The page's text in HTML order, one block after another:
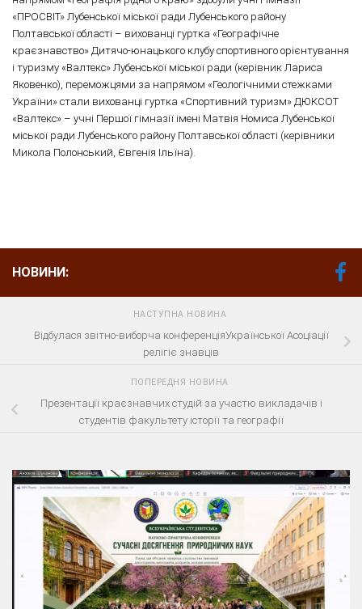
«ПРОСВІТ» Лубенської міської ради Лубенського району
Полтавської області – вихованці гуртка «Географічне
краєзнавство» Дитячо-юнацького клубу спортивного орієнтування
і туризму «Валтекс» Лубенської міської ради (керівник Лариса
Яковенко), переможцями за напрямом «Геологічними стежками
України» стали вихованці гуртка «Спортивний туризм» ДЮКСОТ
«Валтекс» – учні Першої гімназії імені Матвія Номиса Лубенської
міської ради Лубенського району Полтавської області (керівники
Микола Полонський, Євгенія Ільїна).
НОВИНИ:
НАСТУПНА НОВИНА
Відбулася звітно-виборча конференціяУкраїнської Асоціації
релігіє знавців
ПОПЕРЕДНЯ НОВИНА
Презентації краєзнавчих студій за участю викладачів і
студентів факультету історії та географії